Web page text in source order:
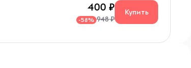
400
-58% 948 ₽
Купить